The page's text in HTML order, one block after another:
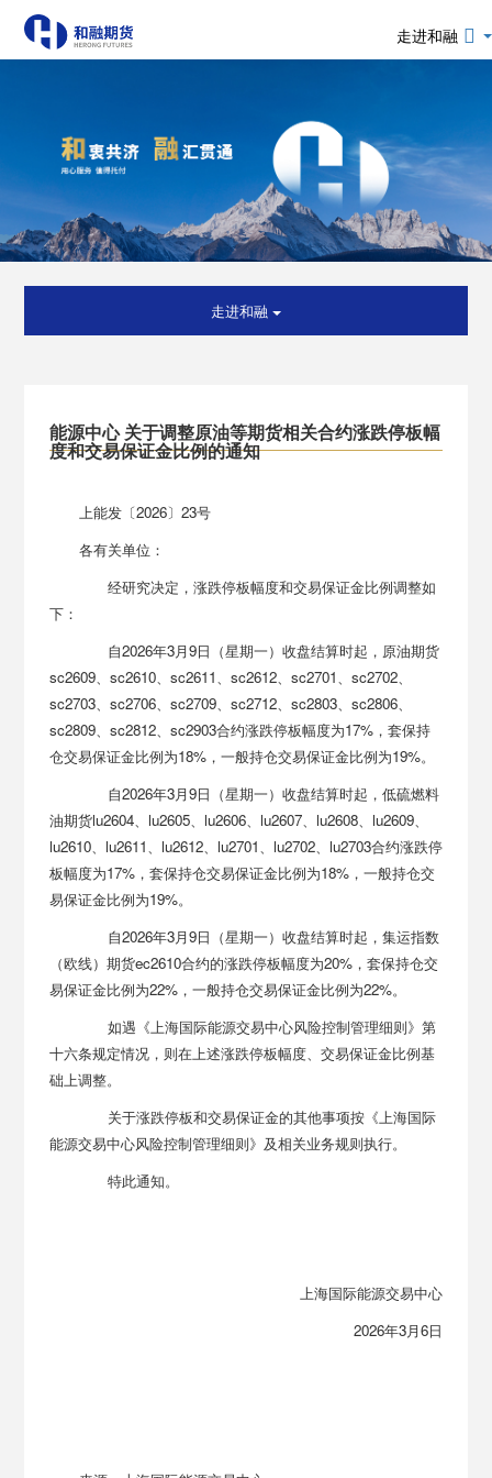
走进和融
走进和融
能源中心 关于调整原油等期货相关合约涨跌停板幅
度和交易保证金比例的通知
上能发〔2026〕23号
各有关单位：
经研究决定，涨跌停板幅度和交易保证金比例调整如
下：
自2026年3月9日（星期一）收盘结算时起，原油期货
sc2609、sc2610、sc2611、sc2612、sc2701、sc2702、
sc2703、sc2706、sc2709、sc2712、sc2803、sc2806、
sc2809、sc2812、sc2903合约涨跌停板幅度为17%，套保持
仓交易保证金比例为18%，一般持仓交易保证金比例为19%。
自2026年3月9日（星期一）收盘结算时起，低硫燃料
油期货lu2604、lu2605、lu2606、lu2607、lu2608、lu2609、
lu2610、lu2611、lu2612、lu2701、lu2702、lu2703合约涨跌停
板幅度为17%，套保持仓交易保证金比例为18%，一般持仓交
易保证金比例为19%。
自2026年3月9日（星期一）收盘结算时起，集运指数
（欧线）期货ec2610合约的涨跌停板幅度为20%，套保持仓交
易保证金比例为22%，一般持仓交易保证金比例为22%。
如遇《上海国际能源交易中心风险控制管理细则》第
十六条规定情况，则在上述涨跌停板幅度、交易保证金比例基
础上调整。
关于涨跌停板和交易保证金的其他事项按《上海国际
能源交易中心风险控制管理细则》及相关业务规则执行。
特此通知。
上海国际能源交易中心
2026年3月6日